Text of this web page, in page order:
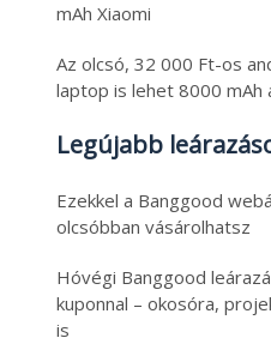
mAh Xiaomi
Az olcsó, 32 000 Ft-os
laptop is lehet 8000 mAh
Legújabb
Ezekkel a Banggood
olcsóbban vásárolhatsz
Hóvégi Banggood
kuponnal – okosóra,
is